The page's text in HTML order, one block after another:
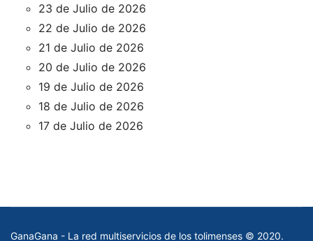
23 de Julio de 2026
22 de Julio de 2026
21 de Julio de 2026
20 de Julio de 2026
19 de Julio de 2026
18 de Julio de 2026
17 de Julio de 2026
GanaGana - La red multiservicios de los tolimenses © 2020.